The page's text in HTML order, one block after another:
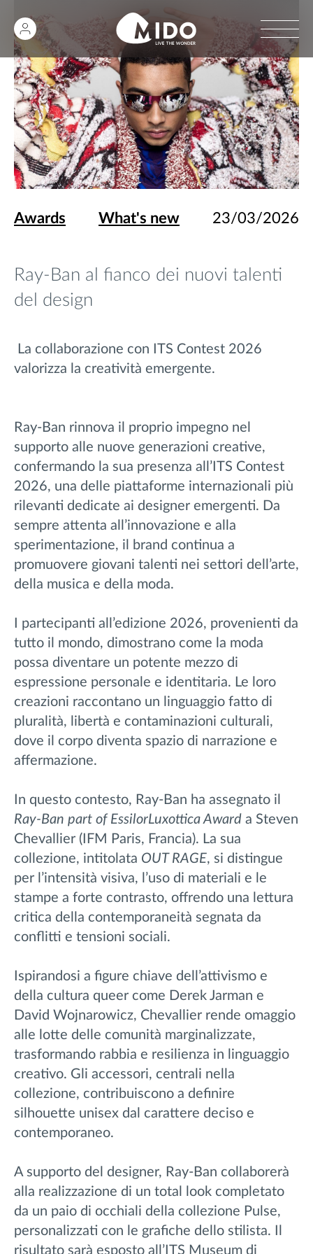
Awards What's new 23/03/2026
Ray-Ban al fianco dei nuovi talenti
del design
La collaborazione con ITS Contest 2026
valorizza la creatività emergente.
Ray-Ban rinnova il proprio impegno nel
supporto alle nuove generazioni creative,
confermando la sua presenza all’ITS Contest
2026, una delle piattaforme internazionali più
rilevanti dedicate ai designer emergenti. Da
sempre attenta all’innovazione e alla
sperimentazione, il brand continua a
promuovere giovani talenti nei settori dell’arte,
della musica e della moda.
I partecipanti all’edizione 2026, provenienti da
tutto il mondo, dimostrano come la moda
possa diventare un potente mezzo di
espressione personale e identitaria. Le loro
creazioni raccontano un linguaggio fatto di
pluralità, libertà e contaminazioni culturali,
dove il corpo diventa spazio di narrazione e
affermazione.
In questo contesto, Ray-Ban ha assegnato il
Ray-Ban part of EssilorLuxottica Award a Steven
Chevallier (IFM Paris, Francia). La sua
collezione, intitolata OUT RAGE, si distingue
per l’intensità visiva, l’uso di materiali e le
stampe a forte contrasto, offrendo una lettura
critica della contemporaneità segnata da
conflitti e tensioni sociali.
Ispirandosi a figure chiave dell’attivismo e
della cultura queer come Derek Jarman e
David Wojnarowicz, Chevallier rende omaggio
alle lotte delle comunità marginalizzate,
trasformando rabbia e resilienza in linguaggio
creativo. Gli accessori, centrali nella
collezione, contribuiscono a definire
silhouette unisex dal carattere deciso e
contemporaneo.
A supporto del designer, Ray-Ban collaborerà
alla realizzazione di un total look completato
da un paio di occhiali della collezione Pulse,
personalizzati con le grafiche dello stilista. Il
risultato sarà esposto all’ITS Museum di